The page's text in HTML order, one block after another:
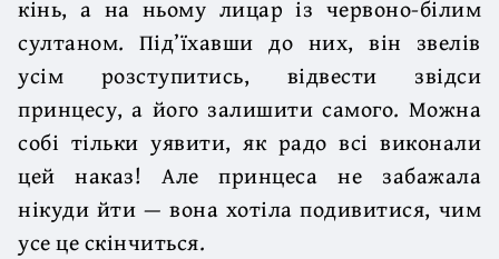
кінь, а на ньому лицар із червоно-білим
султаном. Під’їхавши до них, він звелів
усім розступитись, відвести звідси
принцесу, а його залишити самого. Можна
собі тільки уявити, як радо всі виконали
цей наказ! Але принцеса не забажала
нікуди йти — вона хотіла подивитися, чим
усе це скінчиться.